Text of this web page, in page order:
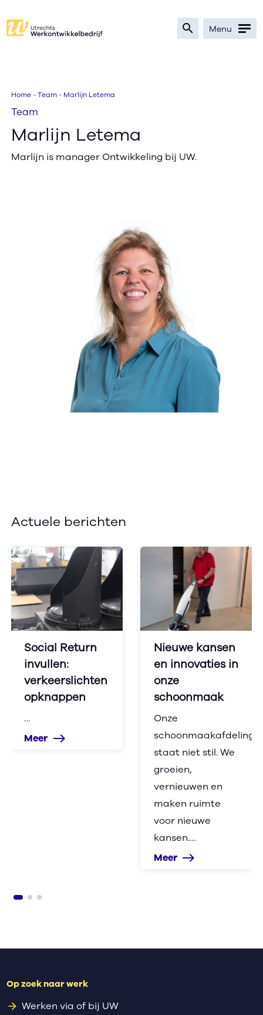
search Menu
Bedrijven
Werkzoekenden
text_format Ik zoek werk
Home-Team- Marlijn Letema
Team
Marlijn Letema
Marlijn is manager Ontwikkeling bij UW.
Actuele berichten
Social Return
invullen:
verkeerslichten
opknappen
…
Meer east
Nieuwe kansen
en innovaties in
onze
schoonmaak
Onze
schoonmaakafdeling
staat niet stil. We
groeien,
vernieuwen en
maken ruimte
voor nieuwe
kansen.…
Meer east
Op zoek naar werk
Werken via of bij UW